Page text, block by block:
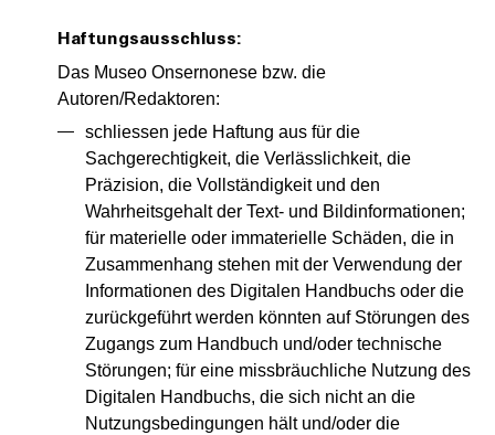
Haftungsausschluss:
Das Museo Onsernonese bzw. die
Autoren/Redaktoren:
schliessen jede Haftung aus für die
Sachgerechtigkeit, die Verlässlichkeit, die
Präzision, die Vollständigkeit und den
Wahrheitsgehalt der Text- und Bildinformationen;
für materielle oder immaterielle Schäden, die in
Zusammenhang stehen mit der Verwendung der
Informationen des Digitalen Handbuchs oder die
zurückgeführt werden könnten auf Störungen des
Zugangs zum Handbuch und/oder technische
Störungen; für eine missbräuchliche Nutzung des
Digitalen Handbuchs, die sich nicht an die
Nutzungsbedingungen hält und/oder die